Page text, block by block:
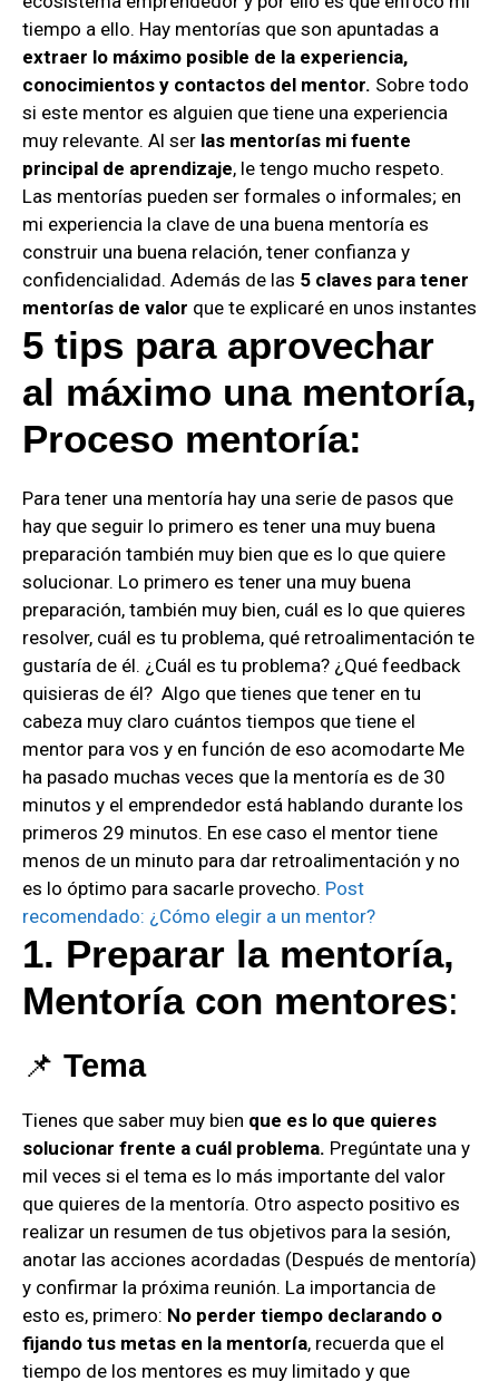
tiempo a ello. Hay mentorías que son apuntadas a
extraer lo máximo posible de la experiencia,
conocimientos y contactos del mentor. Sobre todo
si este mentor es alguien que tiene una experiencia
muy relevante. Al ser las mentorías mi fuente
principal de aprendizaje, le tengo mucho respeto.
Las mentorías pueden ser formales o informales; en
mi experiencia la clave de una buena mentoría es
construir una buena relación, tener confianza y
confidencialidad. Además de las 5 claves para tener
mentorías de valor que te explicaré en unos instantes
5 tips para aprovechar
al máximo una mentoría,
Proceso mentoría:
Para tener una mentoría hay una serie de pasos que
hay que seguir lo primero es tener una muy buena
preparación también muy bien que es lo que quiere
solucionar. Lo primero es tener una muy buena
preparación, también muy bien, cuál es lo que quieres
resolver, cuál es tu problema, qué retroalimentación te
gustaría de él. ¿Cuál es tu problema? ¿Qué feedback
quisieras de él? Algo que tienes que tener en tu
cabeza muy claro cuántos tiempos que tiene el
mentor para vos y en función de eso acomodarte Me
ha pasado muchas veces que la mentoría es de 30
minutos y el emprendedor está hablando durante los
primeros 29 minutos. En ese caso el mentor tiene
menos de un minuto para dar retroalimentación y no
es lo óptimo para sacarle provecho. Post
recomendado: ¿Cómo elegir a un mentor?
1. Preparar la mentoría,
Mentoría con mentores:
📌 Tema
Tienes que saber muy bien que es lo que quieres
solucionar frente a cuál problema. Pregúntate una y
mil veces si el tema es lo más importante del valor
que quieres de la mentoría. Otro aspecto positivo es
realizar un resumen de tus objetivos para la sesión,
anotar las acciones acordadas (Después de mentoría)
y confirmar la próxima reunión. La importancia de
esto es, primero: No perder tiempo declarando o
fijando tus metas en la mentoría, recuerda que el
tiempo de los mentores es muy limitado y que